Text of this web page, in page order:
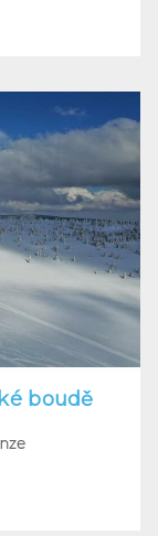
boudě